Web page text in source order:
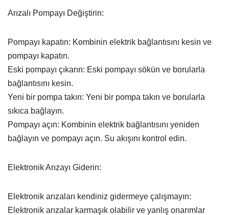
Arızalı Pompayı Değiştirin:
Pompayı kapatın: Kombinin elektrik bağlantısını kesin ve
pompayı kapatın.
Eski pompayı çıkarın: Eski pompayı sökün ve borularla
bağlantısını kesin.
Yeni bir pompa takın: Yeni bir pompa takın ve borularla
sıkıca bağlayın.
Pompayı açın: Kombinin elektrik bağlantısını yeniden
bağlayın ve pompayı açın. Su akışını kontrol edin.
Elektronik Arızayı Giderin:
Elektronik arızaları kendiniz gidermeye çalışmayın:
Elektronik arızalar karmaşık olabilir ve yanlış onarımlar